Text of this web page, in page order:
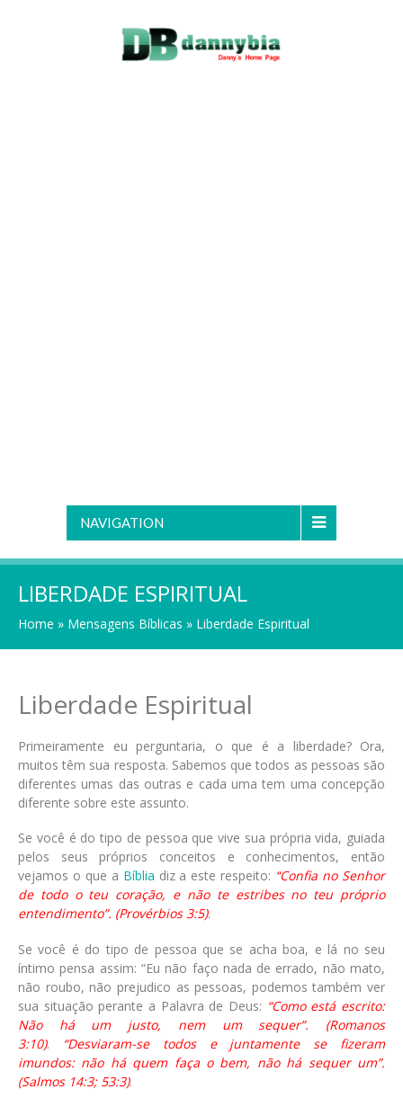
NAVIGATION
LIBERDADE ESPIRITUAL
Home » Mensagens Bíblicas » Liberdade Espiritual
Liberdade Espiritual
Primeiramente eu perguntaria, o que é a liberdade? Ora,
muitos têm sua resposta. Sabemos que todos as pessoas são
diferentes umas das outras e cada uma tem uma concepção
diferente sobre este assunto.
Se você é do tipo de pessoa que vive sua própria vida, guiada
pelos seus próprios conceitos e conhecimentos, então
vejamos o que a Bíblia diz a este respeito: “Confia no Senhor
de todo o teu coração, e não te estribes no teu próprio
entendimento”. (Provérbios 3:5).
Se você é do tipo de pessoa que se acha boa, e lá no seu
íntimo pensa assim: “Eu não faço nada de errado, não mato,
não roubo, não prejudico as pessoas, podemos também ver
sua situação perante a Palavra de Deus: “Como está escrito:
Não há um justo, nem um sequer”. (Romanos
3:10).
“Desviaram-se todos e juntamente se fizeram
imundos: não há quem faça o bem, não há sequer um”.
(Salmos 14:3; 53:3).